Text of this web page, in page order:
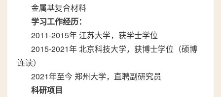
金属基复合材料
学习工作经历：
2011-2015年 江苏大学，获学士学位
2015-2021年 北京科技大学，获博士学位（硕博
连读）
2021年至今 郑州大学，直聘副研究员
科研项目